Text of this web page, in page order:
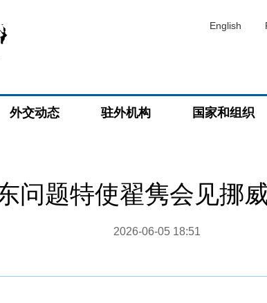
English
外交动态 驻外机构 国家和组织
问题特使翟隽会见挪
2026-06-05 18:51